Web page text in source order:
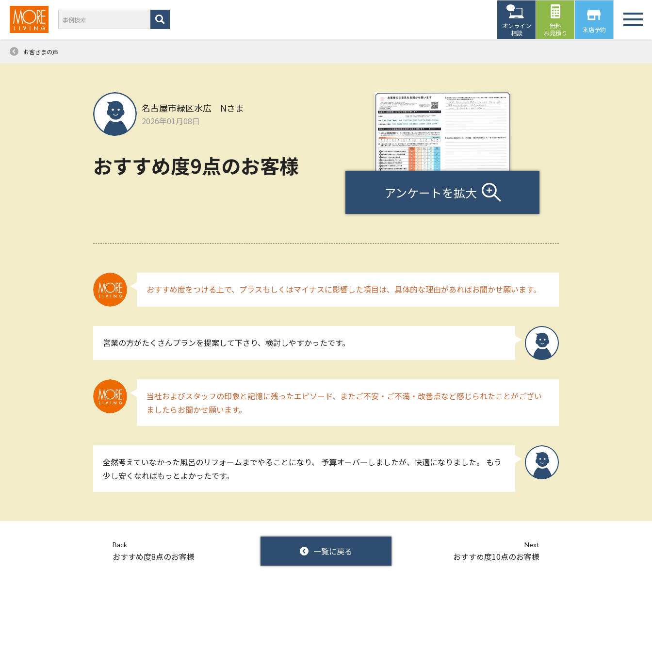
オンライン
相談
無料
お見積り
来店予約
お客さまの声
名古屋市緑区水広 Nさま
2026年01月08日
おすすめ度9点のお客様
アンケートを拡大
おすすめ度をつける上で、プラスもしくはマイナスに影響した項目は、具体的な理由があればお聞かせ願います。
営業の方がたくさんプランを提案して下さり、検討しやすかったです。
当社およびスタッフの印象と記憶に残ったエピソード、またご不安・ご不満・改善点など感じられたことがござい
ましたらお聞かせ願います。
全然考えていなかった風呂のリフォームまでやることになり、 予算オーバーしましたが、快適になりました。 もう
少し安くなればもっとよかったです。
Back
おすすめ度8点のお客様 一覧に戻る
Next
おすすめ度10点のお客様